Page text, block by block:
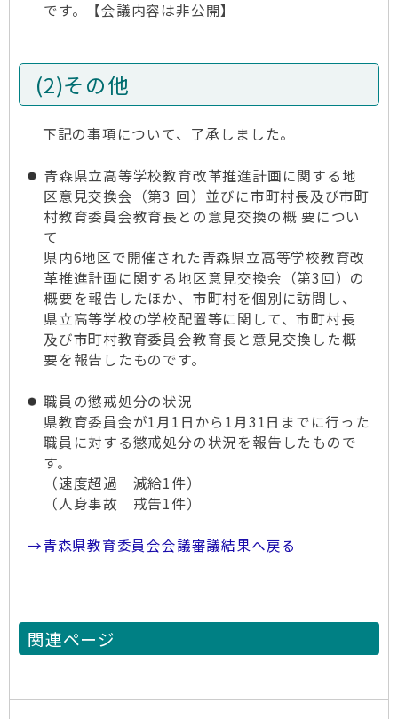
です。【会議内容は非公開】
(2)その他
下記の事項について、了承しました。
青森県立高等学校教育改革推進計画に関する地
区意見交換会（第3 回）並びに市町村長及び市町
村教育委員会教育長との意見交換の概 要につい
て
県内6地区で開催された青森県立高等学校教育改
革推進計画に関する地区意見交換会（第3回）の
概要を報告したほか、市町村を個別に訪問し、
県立高等学校の学校配置等に関して、市町村長
及び市町村教育委員会教育長と意見交換した概
要を報告したものです。
職員の懲戒処分の状況
県教育委員会が1月1日から1月31日までに行った
職員に対する懲戒処分の状況を報告したもので
す。
（速度超過 減給1件）
（人身事故 戒告1件）
→青森県教育委員会会議審議結果へ戻る
関連ページ